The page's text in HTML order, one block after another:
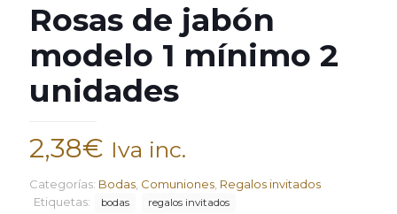
Rosas de jabón
modelo 1 mínimo 2
unidades
2,38€ Iva inc.
Categorías: Bodas Comuniones Regalos invitados
Etiquetas:
bodas regalos invitados